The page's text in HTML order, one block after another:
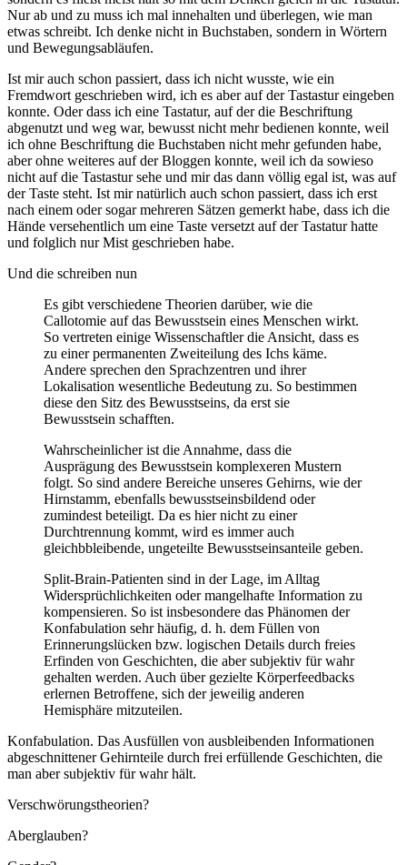
Nur ab und zu muss ich mal innehalten und überlegen, wie man
etwas schreibt. Ich denke nicht in Buchstaben, sondern in Wörtern
und Bewegungsabläufen.
Ist mir auch schon passiert, dass ich nicht wusste, wie ein
Fremdwort geschrieben wird, ich es aber auf der Tastastur eingeben
konnte. Oder dass ich eine Tastatur, auf der die Beschriftung
abgenutzt und weg war, bewusst nicht mehr bedienen konnte, weil
ich ohne Beschriftung die Buchstaben nicht mehr gefunden habe,
aber ohne weiteres auf der Bloggen konnte, weil ich da sowieso
nicht auf die Tastastur sehe und mir das dann völlig egal ist, was auf
der Taste steht. Ist mir natürlich auch schon passiert, dass ich erst
nach einem oder sogar mehreren Sätzen gemerkt habe, dass ich die
Hände versehentlich um eine Taste versetzt auf der Tastatur hatte
und folglich nur Mist geschrieben habe.
Und die schreiben nun
Es gibt verschiedene Theorien darüber, wie die
Callotomie auf das Bewusstsein eines Menschen wirkt.
So vertreten einige Wissenschaftler die Ansicht, dass es
zu einer permanenten Zweiteilung des Ichs käme.
Andere sprechen den Sprachzentren und ihrer
Lokalisation wesentliche Bedeutung zu. So bestimmen
diese den Sitz des Bewusstseins, da erst sie
Bewusstsein schafften.
Wahrscheinlicher ist die Annahme, dass die
Ausprägung des Bewusstsein komplexeren Mustern
folgt. So sind andere Bereiche unseres Gehirns, wie der
Hirnstamm, ebenfalls bewusstseinsbildend oder
zumindest beteiligt. Da es hier nicht zu einer
Durchtrennung kommt, wird es immer auch
gleichbbleibende, ungeteilte Bewusstseinsanteile geben.
Split-Brain-Patienten sind in der Lage, im Alltag
Widersprüchlichkeiten oder mangelhafte Information zu
kompensieren. So ist insbesondere das Phänomen der
Konfabulation sehr häufig, d. h. dem Füllen von
Erinnerungslücken bzw. logischen Details durch freies
Erfinden von Geschichten, die aber subjektiv für wahr
gehalten werden. Auch über gezielte Körperfeedbacks
erlernen Betroffene, sich der jeweilig anderen
Hemisphäre mitzuteilen.
Konfabulation. Das Ausfüllen von ausbleibenden Informationen
abgeschnittener Gehirnteile durch frei erfüllende Geschichten, die
man aber subjektiv für wahr hält.
Verschwörungstheorien?
Aberglauben?